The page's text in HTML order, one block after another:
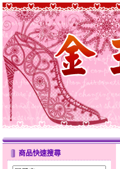
商品快速搜尋